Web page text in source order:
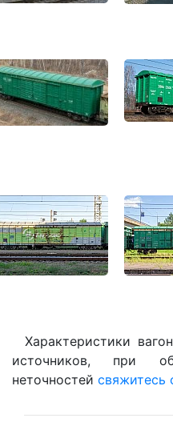
Характеристики
источников, при
неточностей свяжитесь